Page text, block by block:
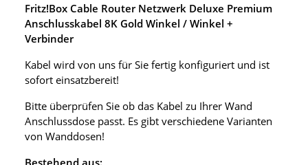
Fritz!Box Cable Router Netzwerk Deluxe Premium
Anschlusskabel 8K Gold Winkel / Winkel +
Verbinder
Kabel wird von uns für Sie fertig konfiguriert und ist
sofort einsatzbereit!
Bitte überprüfen Sie ob das Kabel zu Ihrer Wand
Anschlussdose passt. Es gibt verschiedene Varianten
von Wanddosen!
Bestehend aus: